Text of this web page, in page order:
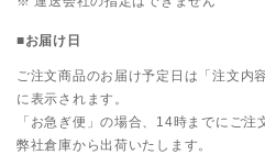
■お届け日
ご注文商品のお届け予定日は「注文内
に表示されます。
「お急ぎ便」の場合、14時までにご
弊社倉庫から出荷いたします。